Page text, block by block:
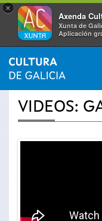
×
Axenda
Xunta de
Aplicación
Vostede
está
INICIO ›
VIDEOS: